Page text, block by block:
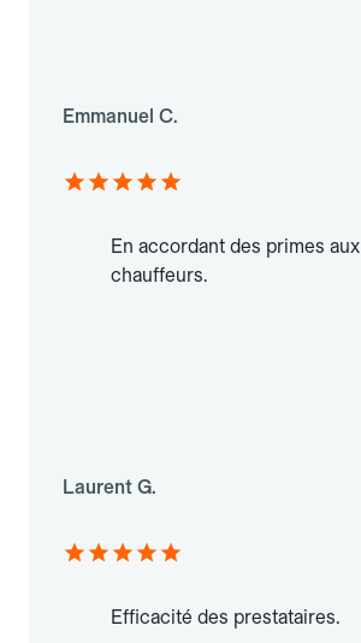
Emmanuel C.
En accordant des primes aux
chauffeurs.
Laurent G.
Efficacité des prestataires.